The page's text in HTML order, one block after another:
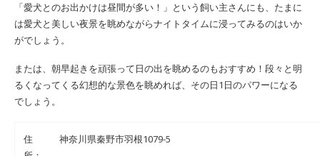
「愛犬とのお出かけは昼間が多い！」という飼い主さんにも、たまに
は愛犬と美しい夜景を眺めながらナイトタイムに浸ってみるのはいか
がでしょう。
または、朝早起きを頑張って日の出を眺めるのもおすすめ！段々と明
るくなってくる幻想的な景色を眺めれば、その日1日のパワーになる
でしょう。
住
神奈川県秦野市羽根1079-5